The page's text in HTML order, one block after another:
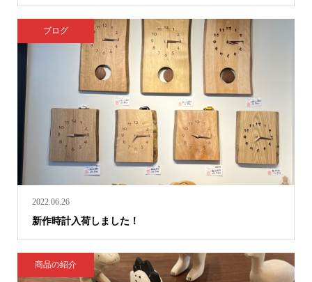
2022.06.26
新作時計入荷しました！
ブログ
商品の紹介